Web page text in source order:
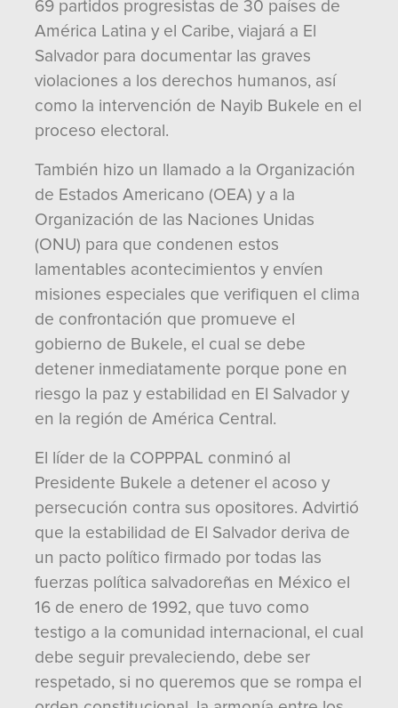
69 partidos progresistas de 30 países de
América Latina y el Caribe, viajará a El
Salvador para documentar las graves
violaciones a los derechos humanos, así
como la intervención de Nayib Bukele en el
proceso electoral.
También hizo un llamado a la Organización
de Estados Americano (OEA) y a la
Organización de las Naciones Unidas
(ONU) para que condenen estos
lamentables acontecimientos y envíen
misiones especiales que verifiquen el clima
de confrontación que promueve el
gobierno de Bukele, el cual se debe
detener inmediatamente porque pone en
riesgo la paz y estabilidad en El Salvador y
en la región de América Central.
El líder de la COPPPAL conminó al
Presidente Bukele a detener el acoso y
persecución contra sus opositores. Advirtió
que la estabilidad de El Salvador deriva de
un pacto político firmado por todas las
fuerzas política salvadoreñas en México el
16 de enero de 1992, que tuvo como
testigo a la comunidad internacional, el cual
debe seguir prevaleciendo, debe ser
respetado, si no queremos que se rompa el